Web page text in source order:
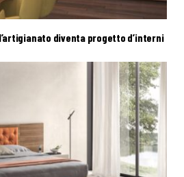
diventa progetto d’interni